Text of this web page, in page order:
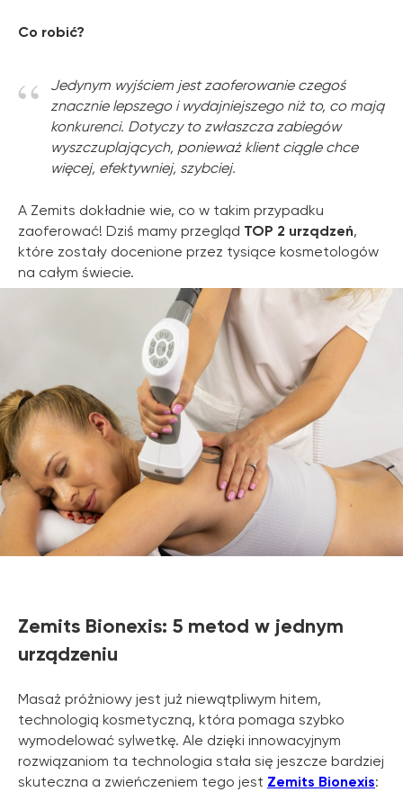
Co robić?
“
Jedynym wyjściem jest zaoferowanie czegoś
znacznie lepszego i wydajniejszego niż to, co mają
konkurenci. Dotyczy to zwłaszcza zabiegów
wyszczuplających, ponieważ klient ciągle chce
więcej, efektywniej, szybciej.
A Zemits dokładnie wie, co w takim przypadku
zaoferować! Dziś mamy przegląd TOP 2 urządzeń,
które zostały docenione przez tysiące kosmetologów
na całym świecie.
Zemits Bionexis: 5 metod w jednym
urządzeniu
Masaż próżniowy jest już niewątpliwym hitem,
technologią kosmetyczną, która pomaga szybko
wymodelować sylwetkę. Ale dzięki innowacyjnym
rozwiązaniom ta technologia stała się jeszcze bardziej
skuteczna a zwieńczeniem tego jest Zemits Bionexis: